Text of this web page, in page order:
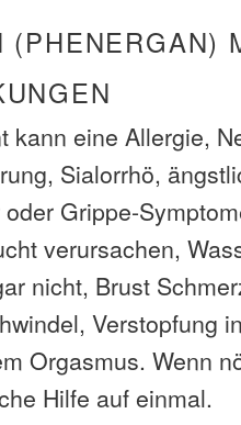
(PHENERGAN)
kann eine Allergie,
Sialorrhö,
Grippe-
verursachen,
nicht, Brust
Verstopfung
Orgasmus. Wenn
Hilfe auf einmal.